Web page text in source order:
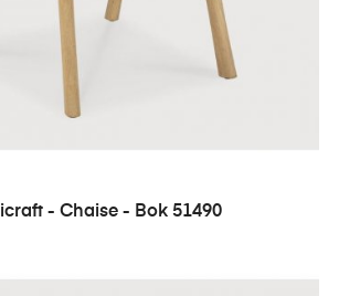
- Chaise - Bok 51490